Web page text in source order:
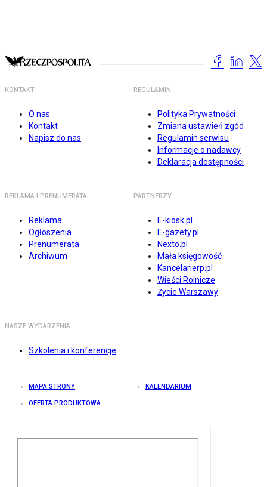
KONTAKT
O nas
Kontakt
Napisz do nas
REGULAMIN
Polityka Prywatności
Zmiana ustawień zgód
Regulamin serwisu
Informacje o nadawcy
Deklaracja dostępności
REKLAMA I PRENUMERATA
Reklama
Ogłoszenia
Prenumerata
Archiwum
PARTNERZY
E-kiosk.pl
E-gazety.pl
Nexto.pl
Mała księgowość
Kancelarierp.pl
Wieści Rolnicze
Życie Warszawy
NASZE WYDARZENIA
Szkolenia i konferencje
MAPA STRONY KALENDARIUM
OFERTA PRODUKTOWA